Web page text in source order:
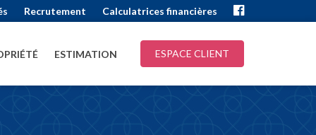
Recrutement Calculatrices financières
ESTIMATION ESPACE CLIENT